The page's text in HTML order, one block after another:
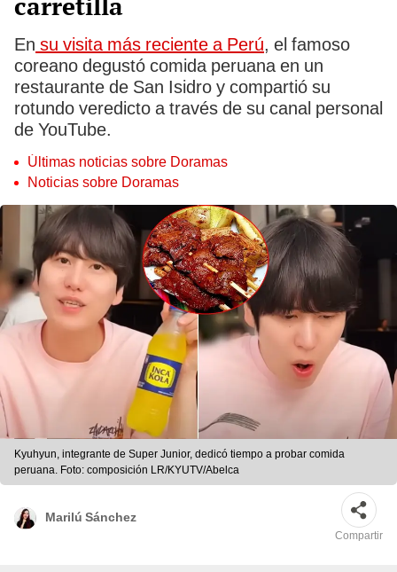
En su visita más reciente a Perú, el famoso
coreano degustó comida peruana en un
restaurante de San Isidro y compartió su
rotundo veredicto a través de su canal personal
de YouTube.
Últimas noticias sobre Doramas
Noticias sobre Doramas
Kyuhyun, integrante de Super Junior, dedicó tiempo a probar comida
peruana. Foto: composición LR/KYUTV/Abelca
Marilú Sánchez
Compartir